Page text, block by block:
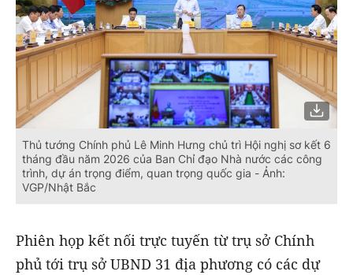
Thủ tướng Chính phủ Lê Minh Hưng chủ trì Hội nghị sơ kết 6
tháng đầu năm 2026 của Ban Chỉ đạo Nhà nước các công
trình, dự án trọng điểm, quan trọng quốc gia - Ảnh:
VGP/Nhật Bắc
Phiên họp kết nối trực tuyến từ trụ sở Chính
phủ tới trụ sở UBND 31 địa phương có các dự